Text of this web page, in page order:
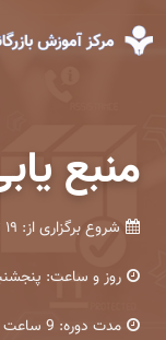
منبع
شروع برگزاری از: ۱۹ تیر ۱۴۰۴
روز و ساعت:
مدت دوره: 9 ساعت